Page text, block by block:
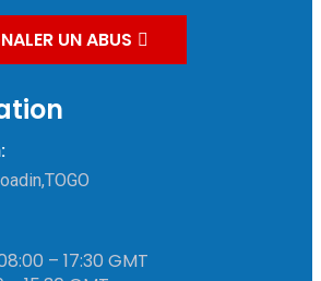
UN ABUS
– 17:30 GMT